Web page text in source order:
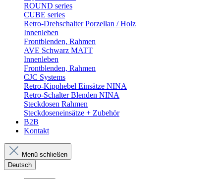
ROUND series
CUBE series
Retro-Drehschalter Porzellan / Holz
Innenleben
Frontblenden, Rahmen
AVE Schwarz MATT
Innenleben
Frontblenden, Rahmen
CJC Systems
Retro-Kipphebel Einsätze NINA
Retro-Schalter Blenden NINA
Steckdosen Rahmen
Steckdoseneinsätze + Zubehör
B2B
Kontakt
Menü schließen
Deutsch